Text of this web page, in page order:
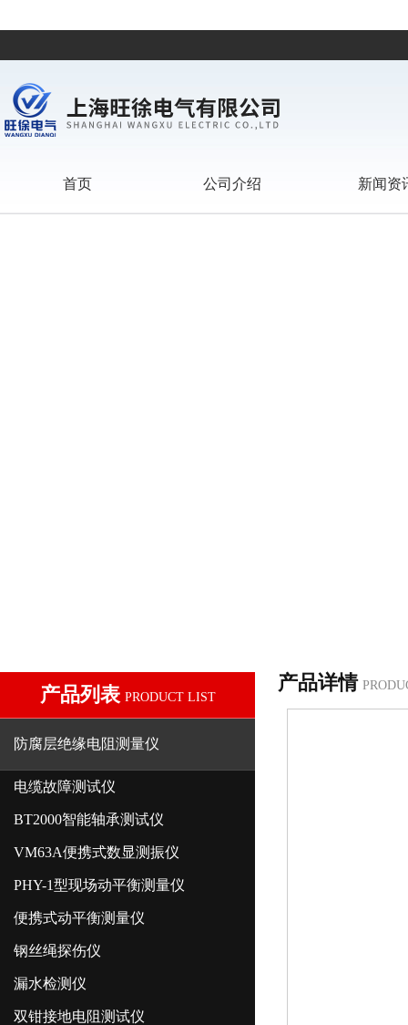
首页 公司介绍 新闻资
产品列表 PRODUCT LIST
防腐层绝缘电阻测量仪
电缆故障测试仪
BT2000智能轴承测试仪
VM63A便携式数显测振仪
PHY-1型现场动平衡测量仪
便携式动平衡测量仪
钢丝绳探伤仪
漏水检测仪
双钳接地电阻测试仪
产品详情